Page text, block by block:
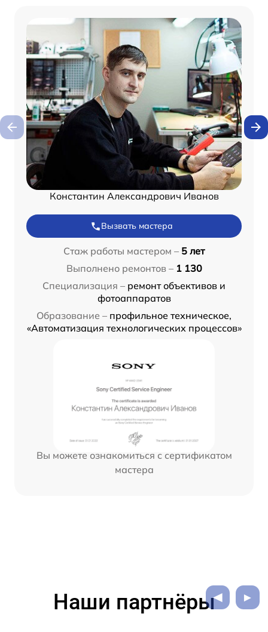
Константин Александрович Иванов
Вызвать мастера
Стаж работы мастером – 5 лет
Выполнено ремонтов – 1 130
Специализация – ремонт объективов и
фотоаппаратов
Образование – профильное техническое,
«Автоматизация технологических процессов»
Вы можете ознакомиться с сертификатом
мастера
Наши партнёры